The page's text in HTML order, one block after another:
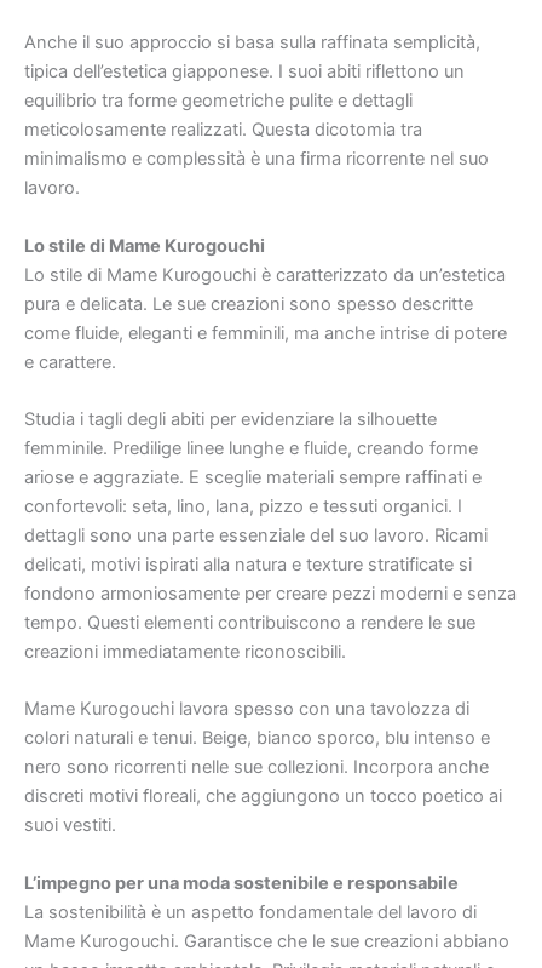
Anche il suo approccio si basa sulla raffinata semplicità,
tipica dell’estetica giapponese. I suoi abiti riflettono un
equilibrio tra forme geometriche pulite e dettagli
meticolosamente realizzati. Questa dicotomia tra
minimalismo e complessità è una firma ricorrente nel suo
lavoro.
Lo stile di Mame Kurogouchi
Lo stile di Mame Kurogouchi è caratterizzato da un’estetica
pura e delicata. Le sue creazioni sono spesso descritte
come fluide, eleganti e femminili, ma anche intrise di potere
e carattere.
Studia i tagli degli abiti per evidenziare la silhouette
femminile. Predilige linee lunghe e fluide, creando forme
ariose e aggraziate. E sceglie materiali sempre raffinati e
confortevoli: seta, lino, lana, pizzo e tessuti organici. I
dettagli sono una parte essenziale del suo lavoro. Ricami
delicati, motivi ispirati alla natura e texture stratificate si
fondono armoniosamente per creare pezzi moderni e senza
tempo. Questi elementi contribuiscono a rendere le sue
creazioni immediatamente riconoscibili.
Mame Kurogouchi lavora spesso con una tavolozza di
colori naturali e tenui. Beige, bianco sporco, blu intenso e
nero sono ricorrenti nelle sue collezioni. Incorpora anche
discreti motivi floreali, che aggiungono un tocco poetico ai
suoi vestiti.
L’impegno per una moda sostenibile e responsabile
La sostenibilità è un aspetto fondamentale del lavoro di
Mame Kurogouchi. Garantisce che le sue creazioni abbiano